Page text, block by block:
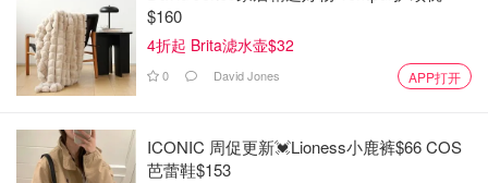
$160
4折起 Brita滤水壶$32
0 David Jones APP打开
ICONIC 周促更新💓Lioness小鹿裤$66 COS
芭蕾鞋$153